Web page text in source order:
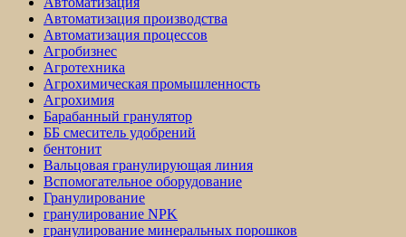
Автоматизация производства
Автоматизация процессов
Агробизнес
Агротехника
Агрохимическая промышленность
Агрохимия
Барабанный гранулятор
ББ смеситель удобрений
бентонит
Вальцовая гранулирующая линия
Вспомогательное оборудование
Гранулирование
гранулирование NPK
гранулирование минеральных порошков